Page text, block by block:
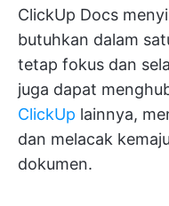
ClickUp Docs
butuhkan dalam
tetap fokus dan
juga dapat
ClickUp lainnya,
dan melacak
dokumen.